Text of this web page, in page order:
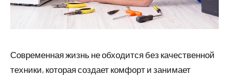
Современная жизнь не обходится без качественной
техники, которая создает комфорт и занимает